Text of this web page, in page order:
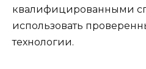
квалифицированными
использовать
технологии.